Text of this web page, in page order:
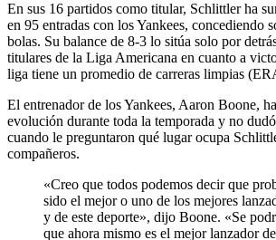
En sus 16 partidos como titular, Schlittler ha
en 95 entradas con los Yankees, concediendo
bolas. Su balance de 8-3 lo sitúa solo por
titulares de la Liga Americana en cuanto a
liga tiene un promedio de carreras limpias
El entrenador de los Yankees, Aaron Boone,
evolución durante toda la temporada y no
cuando le preguntaron qué lugar ocupa
compañeros.
«Creo que todos podemos decir que
sido el mejor o uno de los mejores
y de este deporte», dijo Boone. «Se
que ahora mismo es el mejor lanzador